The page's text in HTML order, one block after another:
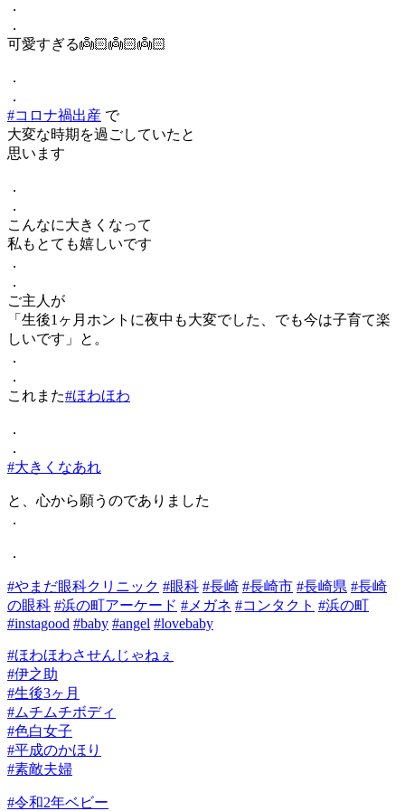
．
．
可愛すぎる👼🏻👼🏻👼🏻
．
．
#コロナ禍出産 で
大変な時期を過ごしていたと
思います
．
．
こんなに大きくなって
私もとても嬉しいです
．
．
ご主人が
「生後1ヶ月ホントに夜中も大変でした、でも今は子育て楽
しいです」と。
．
．
これまた#ほわほわ
．
．
#大きくなあれ
と、心から願うのでありました
．
．
#やまだ眼科クリニック #眼科 #長崎 #長崎市 #長崎県 #長崎
の眼科 #浜の町アーケード #メガネ #コンタクト #浜の町
#instagood #baby #angel #lovebaby
#ほわほわさせんじゃねぇ
#伊之助
#生後3ヶ月
#ムチムチボディ
#色白女子
#平成のかほり
#素敵夫婦
#令和2年ベビー